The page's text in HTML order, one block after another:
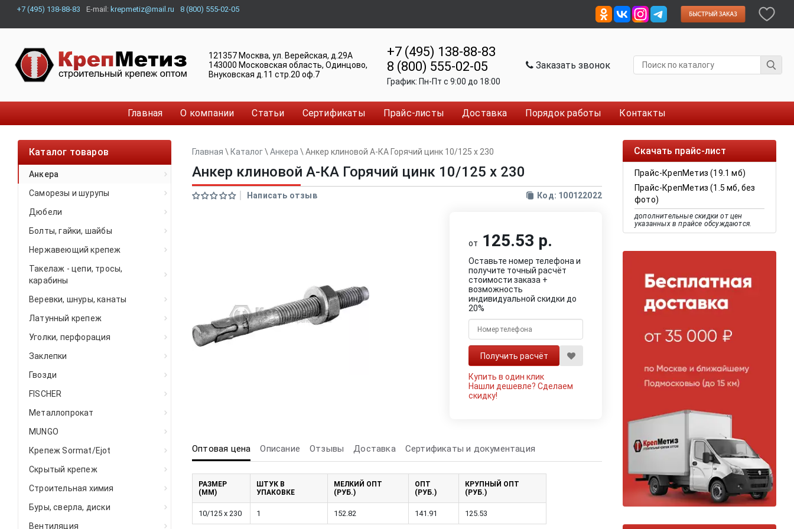
+7 (495) 138-88-83 E-mail: krepmetiz@mail.ru 8 (800) 555-02-05
121357 Москва, ул. Верейская, д.29А
143000 Московская область, Одинцово,
Внуковская д.11 стр.20 оф.7
+7 (495) 138-88-83
8 (800) 555-02-05
График: Пн-Пт c 9:00 до 18:00
Заказать звонок
Главная О компании Статьи Сертификаты Прайс-листы Доставка Порядок работы Контакты
Каталог товаров
Анкера
Саморезы и шурупы
Дюбели
Болты, гайки, шайбы
Нержавеющий крепеж
Такелаж - цепи, тросы,
карабины
Веревки, шнуры, канаты
Латунный крепеж
Уголки, перфорация
Заклепки
Гвозди
FISCHER
Металлопрокат
MUNGO
Крепеж Sormat/Ejot
Скрытый крепеж
Строительная химия
Буры, сверла, диски
Вентиляция
Скачать прайс-лист
Прайс-КрепМетиз (19.1 мб)
Прайс-КрепМетиз (1.5 мб, без
фото)
дополнительные скидки от цен
указанных в прайсе обсуждаются.
Главная \ Каталог\ Анкера \ Анкер клиновой А-КА Горячий цинк 10/125 x 230
Анкер клиновой А-КА Горячий цинк 10/125 x 230
Написать отзыв Код: 100122022
от 125.53 р.
Оставьте номер телефона и
получите точный расчёт
стоимости заказа +
возможность
индивидуальной скидки до
20%
Купить в один клик
Нашли дешевле?Сделаем
скидку!
Оптовая цена Описание Отзывы Доставка Сертификаты и документация
РАЗМЕР
(ММ)
ШТУК В
УПАКОВКЕ
МЕЛКИЙ ОПТ
(РУБ.)
ОПТ
(РУБ.)
КРУПНЫЙ ОПТ
(РУБ.)
10/125 x 230 1 152.82 141.91 125.53